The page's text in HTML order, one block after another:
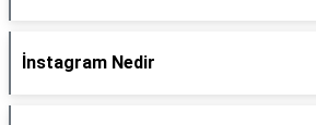
İnstagram Nedir